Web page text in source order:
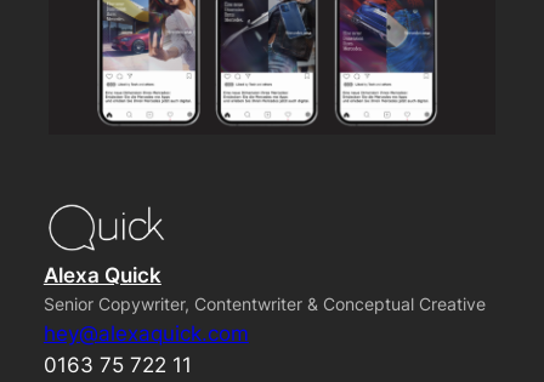
Alexa Quick
Senior Copywriter, Contentwriter & Conceptual Creative
hey@alexaquick.com
0163 75 722 11